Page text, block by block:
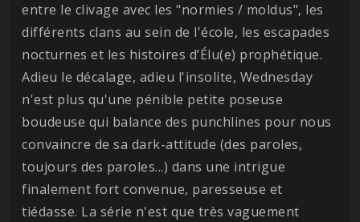
entre le clivage avec les "normies / moldus", les
différents clans au sein de l'école, les escapades
nocturnes et les histoires d’Élu(e) prophétique.
Adieu le décalage, adieu l'insolite, Wednesday
n'est plus qu'une pénible petite poseuse
boudeuse qui balance des punchlines pour nous
convaincre de sa dark-attitude (des paroles,
toujours des paroles...) dans une intrigue
finalement fort convenue, paresseuse et
tiédasse. La série n'est que très vaguement